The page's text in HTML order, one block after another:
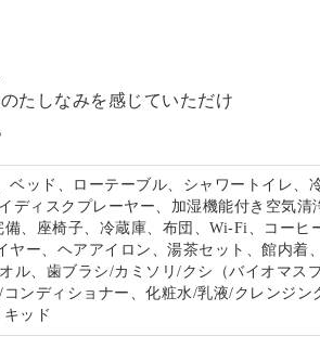
たしなみを感じていただけ
ベッド、ローテーブル、シャワートイレ、
ディスクプレーヤー、加湿機能付き空気清
、座椅子、冷蔵庫、布団、Wi-Fi、コーヒ
ー、ヘアアイロン、湯茶セット、館内着、
ル、歯ブラシ/カミソリ/クシ（バイオマス
ンディショナー、化粧水/乳液/クレンジン
ッド